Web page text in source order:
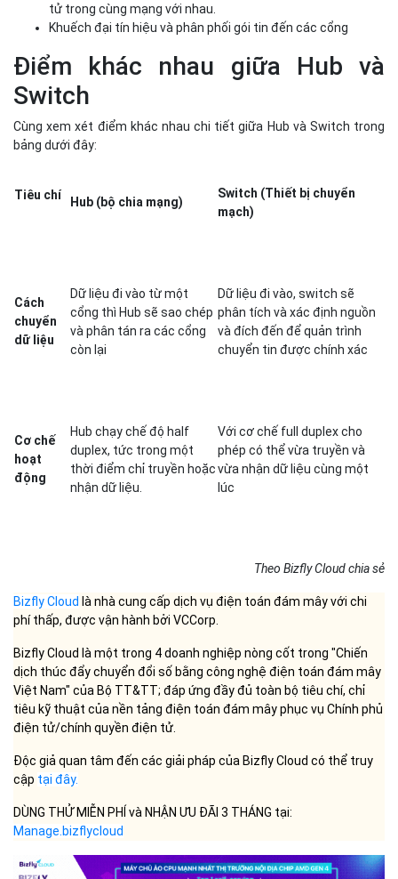
tử trong cùng mạng với nhau.
Khuếch đại tín hiệu và phân phối gói tin đến các cổng
Điểm khác nhau giữa Hub và
Switch
Cùng xem xét điểm khác nhau chi tiết giữa Hub và Switch trong
bảng dưới đây:
Tiêu chí Hub (bộ chia mạng)
Switch (Thiết bị chuyển
mạch)
Cách
chuyển
dữ liệu
Dữ liệu đi vào từ một
cổng thì Hub sẽ sao chép
và phân tán ra các cổng
còn lại
Dữ liệu đi vào, switch sẽ
phân tích và xác định nguồn
và đích đến để quản trình
chuyển tin được chính xác
Cơ chế
hoạt
động
Hub chạy chế độ half
duplex, tức trong một
thời điểm chỉ truyền hoặc
nhận dữ liệu.
Với cơ chế full duplex cho
phép có thể vừa truyền và
vừa nhận dữ liệu cùng một
lúc
Theo Bizfly Cloud chia sẻ
Bizfly Cloud là nhà cung cấp dịch vụ điện toán đám mây với chi
phí thấp, được vận hành bởi VCCorp.
Bizfly Cloud là một trong 4 doanh nghiệp nòng cốt trong "Chiến
dịch thúc đẩy chuyển đổi số bằng công nghệ điện toán đám mây
Việt Nam" của Bộ TT&TT; đáp ứng đầy đủ toàn bộ tiêu chí, chỉ
tiêu kỹ thuật của nền tảng điện toán đám mây phục vụ Chính phủ
điện tử/chính quyền điện tử.
Độc giả quan tâm đến các giải pháp của Bizfly Cloud có thể truy
cập tại đây.
DÙNG THỬ MIỄN PHÍ và NHẬN ƯU ĐÃI 3 THÁNG tại:
Manage.bizflycloud